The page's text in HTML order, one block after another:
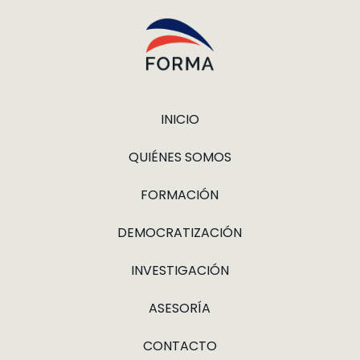
INICIO
QUIÉNES SOMOS
FORMACIÓN
DEMOCRATIZACIÓN
INVESTIGACIÓN
ASESORÍA
CONTACTO